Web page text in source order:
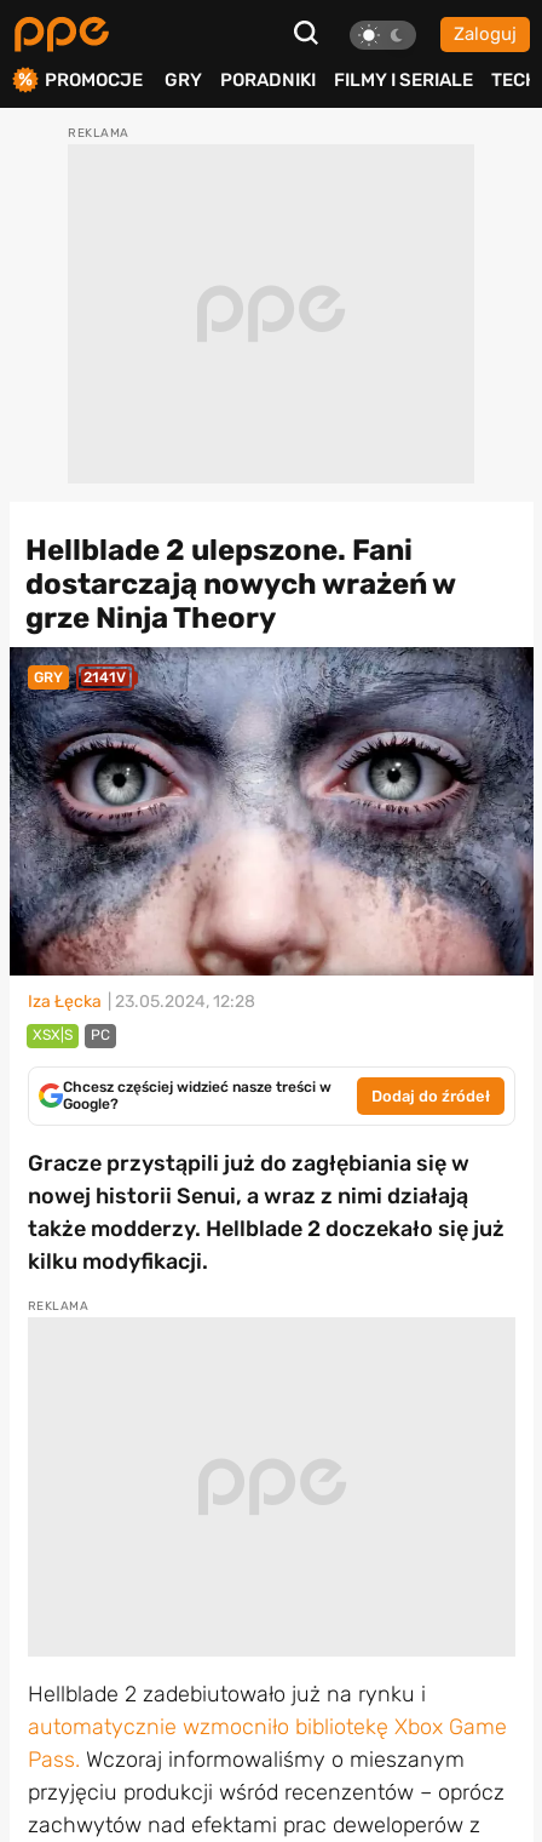
Zaloguj
PROMOCJE GRY PORADNIKI FILMY I SERIALE TECH
Hellblade 2 ulepszone. Fani
dostarczają nowych wrażeń w
grze Ninja Theory
GRY 2141V
Iza Łęcka | 23.05.2024, 12:28
XSX|S PC
Chcesz częściej widzieć nasze treści w
Google?
Dodaj do źródeł
Gracze przystąpili już do zagłębiania się w
nowej historii Senui, a wraz z nimi działają
także modderzy. Hellblade 2 doczekało się już
kilku modyfikacji.
Hellblade 2 zadebiutowało już na rynku i
automatycznie wzmocniło bibliotekę Xbox Game
Pass. Wczoraj informowaliśmy o mieszanym
przyjęciu produkcji wśród recenzentów – oprócz
zachwytów nad efektami prac deweloperów z